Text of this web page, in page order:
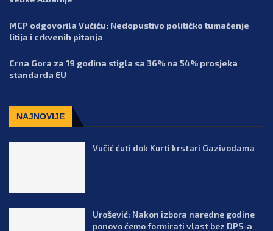
MCP odgovorila Vučiću: Nedopustivo političko tumačenje
litija i crkvenih pitanja
Crna Gora za 19 godina stigla sa 36% na 54% prosjeka
standarda EU
NAJNOVIJE
Vučić ćuti dok Kurti krstari Gazivodama
Urošević: Nakon izbora naredne godine
ponovo ćemo formirati vlast bez DPS-a